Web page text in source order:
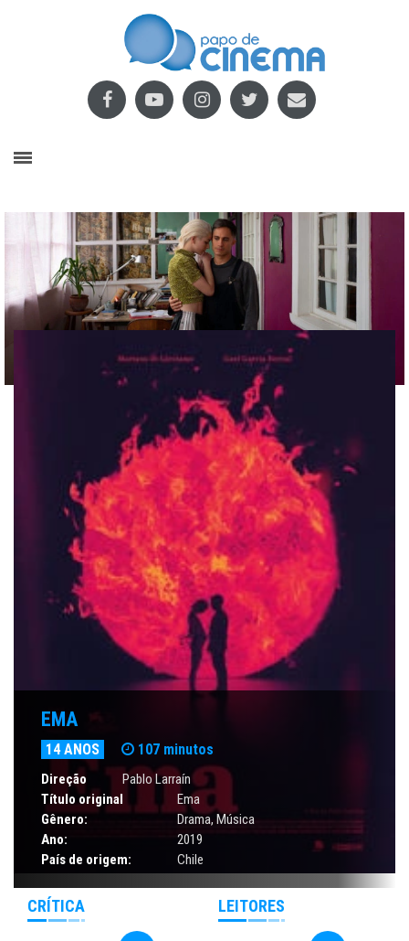
EMA
14 ANOS 107 minutos
Direção
Pablo Larraín
Título original
Ema
Gênero:
Drama, Música
Ano:
2019
País de origem:
Chile
CRÍTICA LEITORES